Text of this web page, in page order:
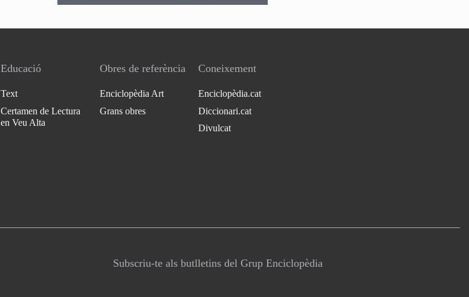
Educació
Text
Certamen de Lectura
en Veu Alta
Obres de referència
Enciclopèdia Art
Grans obres
Coneixement
Enciclopèdia.cat
Diccionari.cat
Divulcat
Subscriu-te als butlletins del Grup Enciclopèdia